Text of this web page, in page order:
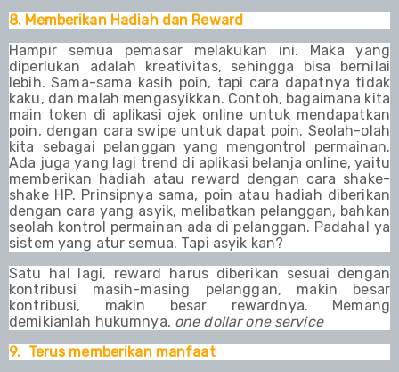
8. Memberikan Hadiah dan Reward
Hampir semua pemasar melakukan ini. Maka yang
diperlukan adalah kreativitas, sehingga bisa bernilai
lebih. Sama-sama kasih poin, tapi cara dapatnya tidak
kaku, dan malah mengasyikkan. Contoh, bagaimana kita
main token di aplikasi ojek online untuk mendapatkan
poin, dengan cara swipe untuk dapat poin. Seolah-olah
kita sebagai pelanggan yang mengontrol permainan.
Ada juga yang lagi trend di aplikasi belanja online, yaitu
memberikan hadiah atau reward dengan cara shake-
shake HP. Prinsipnya sama, poin atau hadiah diberikan
dengan cara yang asyik, melibatkan pelanggan, bahkan
seolah kontrol permainan ada di pelanggan. Padahal ya
sistem yang atur semua. Tapi asyik kan?
Satu hal lagi, reward harus diberikan sesuai dengan
kontribusi masih-masing pelanggan, makin besar
kontribusi, makin besar rewardnya. Memang
demikianlah hukumnya, one dollar one service
9. Terus memberikan manfaat